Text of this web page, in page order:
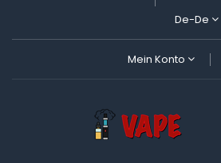
De-De
Mein Konto